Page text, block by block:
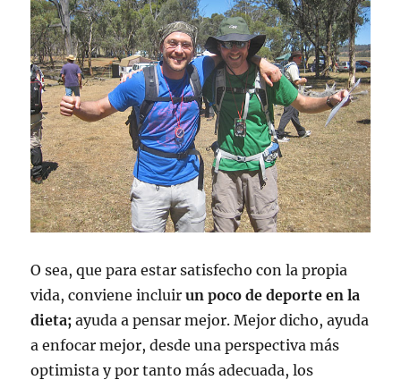
O sea, que para estar satisfecho con la propia
vida, conviene incluirun poco de deporte en la
dieta; ayuda a pensar mejor. Mejor dicho, ayuda
a enfocar mejor, desde una perspectiva más
optimista y por tanto más adecuada, los